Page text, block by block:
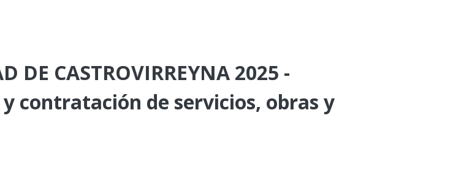
CASTROVIRREYNA 2025 -
contratación de servicios, obras y